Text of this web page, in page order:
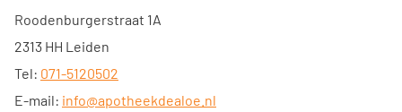
Roodenburgerstraat 1A
2313 HH Leiden
Tel: 071-5120502
E-mail: info@apotheekdealoe.nl